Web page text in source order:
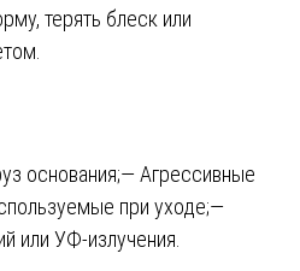
терять блеск или
основания;— Агрессивные
при уходе;—
или УФ-излучения.